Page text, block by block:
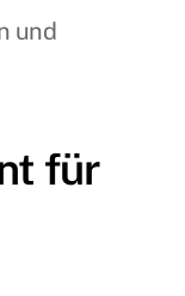
und
für